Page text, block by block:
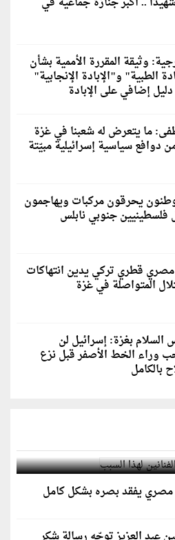
وثيقة المقررة الأممية بشأن
الطبية" و"الإبادة الإنجابية"
إضافي على الإبادة
ما يتعرض له شعبنا في غزة
دوافع سياسية إسرائيلية مبيّتة
يحرقون مركبات ويهاجمون
فلسطينيين جنوبي نابلس
مصري قطري تركي يدين انتهاكات
المتواصلة في غزة
بغزة: إسرائيل لن
وراء الخط الأصفر قبل نزع
بالكامل
لهذا السبب
مصري يفقد بصره بشكل كامل